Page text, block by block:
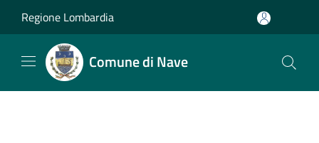
Regione Lombardia
Comune di Nave